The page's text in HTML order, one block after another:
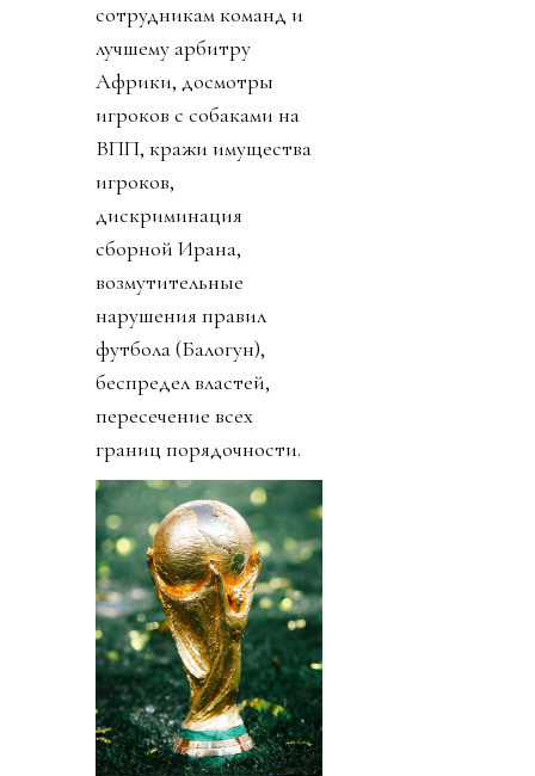
сотрудникам команд и
лучшему арбитру
Африки, досмотры
игроков с собаками на
ВПП, кражи имущества
игроков,
дискриминация
сборной Ирана,
возмутительные
нарушения правил
футбола (Балогун),
беспредел властей,
пересечение всех
границ порядочности.